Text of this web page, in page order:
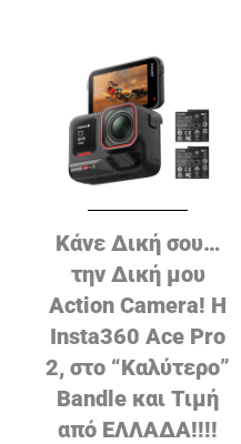
Κάνε Δική σου…
την Δική μου
Action Camera! Η
Insta360 Ace Pro
2, στο “Καλύτερο”
Bandle και Τιμή
από ΕΛΛΑΔΑ!!!!